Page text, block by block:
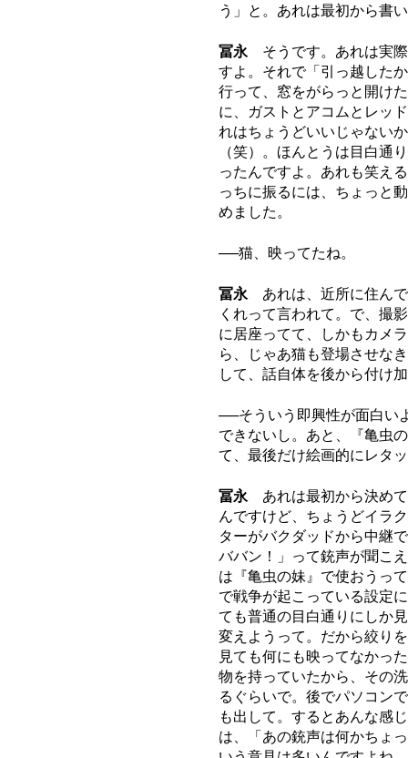
う」と。あれは最初から書
冨永そうです。あれは実際
すよ。それで「引っ越した
行って、窓をがらっと開け
に、ガストとアコムとレッ
れはちょうどいいじゃない
（笑）。ほんとうは目白通
ったんですよ。あれも笑え
っちに振るには、ちょっと
めました。
──猫、映ってたね。
冨永あれは、近所に住んで
くれって言われて。で、撮
に居座ってて、しかもカメ
ら、じゃあ猫も登場させな
して、話自体を後から付け
──そういう即興性が面白い
できないし。あと、『亀虫
て、最後だけ絵画的にレタ
冨永あれは最初から決めて
んですけど、ちょうどイラ
ターがバクダッドから中継
ババン！」って銃声が聞こ
は『亀虫の妹』で使おうっ
で戦争が起こっている設定
ても普通の目白通りにしか
変えようって。だから絞り
見ても何にも映ってなかっ
物を持っていたから、その
るぐらいで。後でパソコン
も出して。するとあんな感
は、「あの銃声は何かちょ